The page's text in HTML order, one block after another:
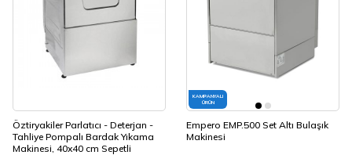
Öztiryakiler Parlatıcı - Deterjan -
Tahliye Pompalı Bardak Yıkama
Makinesi, 40x40 cm Sepetli
KAMPANYALI
ÜRÜN
Empero EMP.500 Set Altı Bulaşık
Makinesi